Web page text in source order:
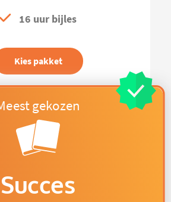
16 uur bijles
Kies pakket
Succes